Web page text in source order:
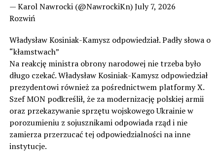
— Karol Nawrocki (@NawrockiKn) July 7, 2026
Rozwiń
Władysław Kosiniak-Kamysz odpowiedział. Padły słowa o
“kłamstwach”
Na reakcję ministra obrony narodowej nie trzeba było
długo czekać. Władysław Kosiniak-Kamysz odpowiedział
prezydentowi również za pośrednictwem platformy X.
Szef MON podkreślił, że za modernizację polskiej armii
oraz przekazywanie sprzętu wojskowego Ukrainie w
porozumieniu z sojusznikami odpowiada rząd i nie
zamierza przerzucać tej odpowiedzialności na inne
instytucje.